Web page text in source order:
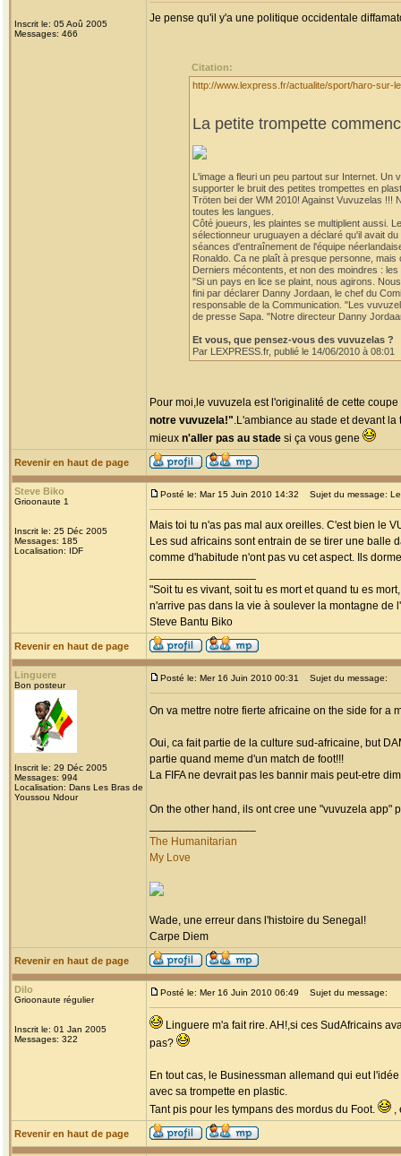
Inscrit le: 05 Aoû 2005
Messages: 466
Je pense qu'il y'a une politique occidentale
Citation:
http://www.lexpress.fr/actualite/sport/haro-sur-
La petite trompette
L'image a fleuri un peu partout sur Internet. Un
supporter le bruit des petites trompettes en
Tröten bei der WM 2010! Against Vuvuzelas
toutes les langues.
Côté joueurs, les plaintes se multiplient aussi.
sélectionneur uruguayen a déclaré qu'il avait
séances d'entraînement de l'équipe
Ronaldo. Ca ne plaît à presque personne,
Derniers mécontents, et non des moindres :
"Si un pays en lice se plaint, nous agirons.
fini par déclarer Danny Jordaan, le chef du
responsable de la Communication. "Les
de presse Sapa. "Notre directeur Danny
Et vous, que pensez-vous des vuvuzelas ?
Par LEXPRESS.fr, publié le 14/06/2010 à 08:01
Pour moi,le vuvuzela est l'originalité de cette
notre vuvuzela!".L'ambiance au stade et devant
mieux n'aller pas au stade si ça vous gene
Revenir en haut de page
Steve Biko
Grioonaute 1
Inscrit le: 25 Déc 2005
Messages: 185
Localisation: IDF
Posté le: Mar 15 Juin 2010 14:32 Sujet du message:
Mais toi tu n'as pas mal aux oreilles. C'est bien le
Les sud africains sont entrain de se tirer une balle
comme d'habitude n'ont pas vu cet aspect. Ils
"Soit tu es vivant, soit tu es mort et quand tu es
n'arrive pas dans la vie à soulever la montagne de
Steve Bantu Biko
Revenir en haut de page
Linguere
Bon posteur
Inscrit le: 29 Déc 2005
Messages: 994
Localisation: Dans Les Bras de
Youssou Ndour
Posté le: Mer 16 Juin 2010 00:31 Sujet du message:
On va mettre notre fierte africaine on the side for a
Oui, ca fait partie de la culture sud-africaine, but
partie quand meme d'un match de foot!!!
La FIFA ne devrait pas les bannir mais peut-etre
On the other hand, ils ont cree une "vuvuzela app"
The Humanitarian
My Love
Wade, une erreur dans l'histoire du Senegal!
Carpe Diem
Revenir en haut de page
Dilo
Grioonaute régulier
Inscrit le: 01 Jan 2005
Messages: 322
Posté le: Mer 16 Juin 2010 06:49 Sujet du message:
Linguere m'a fait rire. AH!,si ces SudAfricains
pas?
En tout cas, le Businessman allemand qui eut
avec sa trompette en plastic.
Tant pis pour les tympans des mordus du Foot.
,
Revenir en haut de page